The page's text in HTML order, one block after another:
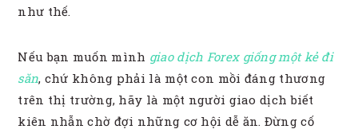
như thế.
Nếu bạn muốn mình giao dịch Forex giống một kẻ đi
săn, chứ không phải là một con mồi đáng thương
trên thị trường, hãy là một người giao dịch biết
kiên nhẫn chờ đợi những cơ hội dễ ăn. Đừng cố